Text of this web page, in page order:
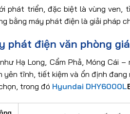
phát triển, đặc biệt là vùng
bằng máy phát điện là giải pháp
phát điện văn phòng
Hạ Long, Cẩm Phả, Móng Cái
yên tĩnh, tiết kiệm và ổn định
trong đó Hyundai DHY6000L